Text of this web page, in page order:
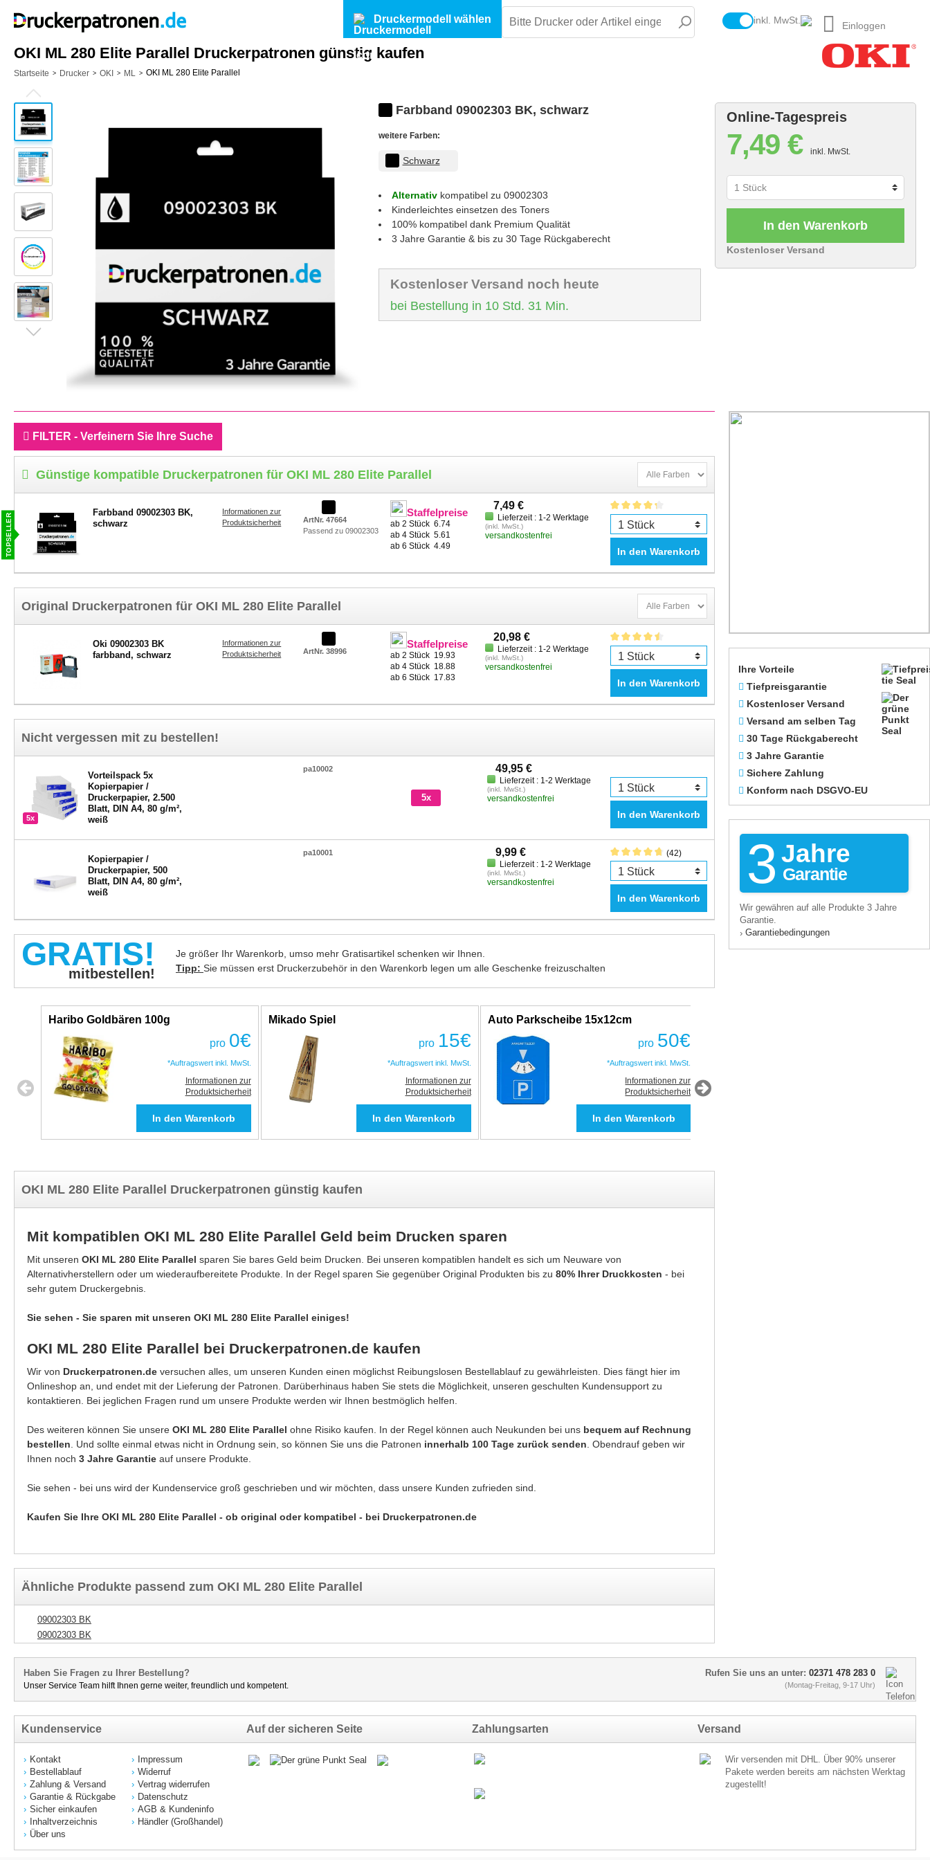
Druckermodell wählen inkl. MwSt. Einloggen
OKI ML 280 Elite Parallel Druckerpatronen günstig kaufen
Startseite > Drucker > OKI > ML > OKI ML 280 Elite Parallel
Farbband 09002303 BK, schwarz
weitere Farben:
Schwarz
Alternativ kompatibel zu 09002303
Kinderleichtes einsetzen des Toners
100% kompatibel dank Premium Qualität
3 Jahre Garantie & bis zu 30 Tage Rückgaberecht
Kostenloser Versand noch heute
bei Bestellung in 10 Std. 31 Min.
Online-Tagespreis
7,49 € inkl. MwSt.
In den Warenkorb
Kostenloser Versand
FILTER - Verfeinern Sie Ihre Suche
Günstige kompatible Druckerpatronen für OKI ML 280 Elite Parallel
Farbband 09002303 BK,
schwarz
Informationen zur
Produktsicherheit
ArtNr. 47664
Passend zu 09002303
Staffelpreise
ab 2 Stück6.74
ab 4 Stück5.61
ab 6 Stück4.49
7,49 €
Lieferzeit : 1-2 Werktage
(inkl. MwSt.)
versandkostenfrei
In den Warenkorb
Original Druckerpatronen für OKI ML 280 Elite Parallel
Oki 09002303 BK
farbband, schwarz
Informationen zur
Produktsicherheit
ArtNr. 38996
Staffelpreise
ab 2 Stück 19.93
ab 4 Stück 18.88
ab 6 Stück 17.83
20,98 €
Lieferzeit : 1-2 Werktage
(inkl. MwSt.)
versandkostenfrei
In den Warenkorb
Nicht vergessen mit zu bestellen!
5x
Vorteilspack 5x
Kopierpapier /
Druckerpapier, 2.500
Blatt, DIN A4, 80 g/m²,
weiß
pa10002
5x
49,95 €
Lieferzeit : 1-2 Werktage
(inkl. MwSt.)
versandkostenfrei
In den Warenkorb
Kopierpapier /
Druckerpapier, 500
Blatt, DIN A4, 80 g/m²,
weiß
pa10001 9,99 €
Lieferzeit : 1-2 Werktage
(inkl. MwSt.)
versandkostenfrei
(42)
In den Warenkorb
GRATIS!
mitbestellen!
Je größer Ihr Warenkorb, umso mehr Gratisartikel schenken wir Ihnen.
Tipp: Sie müssen erst Druckerzubehör in den Warenkorb legen um alle Geschenke freizuschalten
Haribo Goldbären 100g
pro 0€
*Auftragswert inkl. MwSt.
Informationen zur
Produktsicherheit
Mikado Spiel
pro 15€
*Auftragswert inkl. MwSt.
Informationen zur
Produktsicherheit
Auto Parkscheibe 15x12cm
pro 50€
*Auftragswert inkl. MwSt.
Informationen zur
Produktsicherheit
OKI ML 280 Elite Parallel Druckerpatronen günstig kaufen
Mit kompatiblen OKI ML 280 Elite Parallel Geld beim Drucken sparen
Mit unseren OKI ML 280 Elite Parallel sparen Sie bares Geld beim Drucken. Bei unseren kompatiblen handelt es sich um Neuware von
Alternativherstellern oder um wiederaufbereitete Produkte. In der Regel sparen Sie gegenüber Original Produkten bis zu 80% Ihrer Druckkosten - bei
sehr gutem Druckergebnis.
Sie sehen - Sie sparen mit unseren OKI ML 280 Elite Parallel einiges!
OKI ML 280 Elite Parallel bei Druckerpatronen.de kaufen
Wir von Druckerpatronen.de versuchen alles, um unseren Kunden einen möglichst Reibungslosen Bestellablauf zu gewährleisten. Dies fängt hier im
Onlineshop an, und endet mit der Lieferung der Patronen. Darüberhinaus haben Sie stets die Möglichkeit, unseren geschulten Kundensupport zu
kontaktieren. Bei jeglichen Fragen rund um unsere Produkte werden wir Ihnen bestmöglich helfen.
Des weiteren können Sie unsere OKI ML 280 Elite Parallel ohne Risiko kaufen. In der Regel können auch Neukunden bei uns bequem auf Rechnung
bestellen . Und sollte einmal etwas nicht in Ordnung sein, so können Sie uns die Patronen innerhalb 100 Tage zurück senden . Obendrauf geben wir
Ihnen noch 3 Jahre Garantie auf unsere Produkte.
Sie sehen - bei uns wird der Kundenservice groß geschrieben und wir möchten, dass unsere Kunden zufrieden sind.
Kaufen Sie Ihre OKI ML 280 Elite Parallel - ob original oder kompatibel - bei Druckerpatronen.de
Ähnliche Produkte passend zum OKI ML 280 Elite Parallel
09002303 BK
09002303 BK
Ihre Vorteile
Tiefpreisgarantie
Kostenloser Versand
Versand am selben Tag
30 Tage Rückgaberecht
3 Jahre Garantie
Sichere Zahlung
Konform nach DSGVO-EU
3 Jahre
Garantie
Wir gewähren auf alle Produkte 3 Jahre
Garantie.
› Garantiebedingungen
Haben Sie Fragen zu Ihrer Bestellung?
Unser Service Team hilft Ihnen gerne weiter, freundlich und kompetent.
Rufen Sie uns an unter: 02371 478 283 0
(Montag-Freitag, 9-17 Uhr)
Kundenservice
Kontakt
Bestellablauf
Zahlung & Versand
Garantie & Rückgabe
Sicher einkaufen
Inhaltverzeichnis
Über uns
Impressum
Widerruf
Vertrag widerrufen
Datenschutz
AGB & Kundeninfo
Händler (Großhandel)
Auf der sicheren Seite Zahlungsarten Versand
Wir versenden mit DHL. Über 90% unserer
Pakete werden bereits am nächsten Werktag
zugestellt!